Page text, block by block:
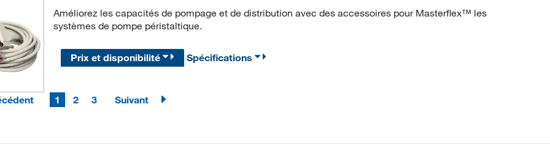
Améliorez les capacités de pompage et de distribution avec des accessoires pour Masterflex™ les
systèmes de pompe péristaltique.
Prix et disponibilité Spécifications
1 2 3 Suivant